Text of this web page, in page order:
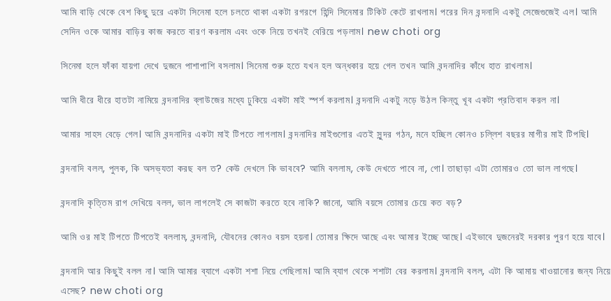
আমি বাড়ি থেকে বেশ কিছু দুরে একটা সিনেমা হলে চলতে থাকা একটা রগরগে হিন্দি সিনেমার টিকিট কেটে রাখলাম। পরের দিন বন্দনাদি একটু সেজেগুজেই এল। আমি
সেদিন ওকে আমার বাড়ির কাজ করতে বারণ করলাম এবং ওকে নিয়ে তখনই বেরিয়ে পড়লাম। new choti org
সিনেমা হলে ফাঁকা যায়গা দেখে দুজনে পাশাপাশি বসলাম। সিনেমা শুরু হতে যখন হল অন্ধকার হয়ে গেল তখন আমি বন্দনাদির কাঁধে হাত রাখলাম।
আমি ধীরে ধীরে হাতটা নামিয়ে বন্দনাদির ব্লাউজের মধ্যে ঢুকিয়ে একটা মাই স্পর্শ করলাম। বন্দনাদি একটু নড়ে উঠল কিন্তু খূব একটা প্রতিবাদ করল না।
আমার সাহস বেড়ে গেল। আমি বন্দনাদির একটা মাই টিপতে লাগলাম। বন্দনাদির মাইগুলোর এতই সুন্দর গঠন, মনে হচ্ছিল কোনও চল্লিশ বছরর মাগীর মাই টিপছি।
বন্দনাদি বলল, পুলক, কি অসভ্যতা করছ বল ত? কেউ দেখলে কি ভাববে? আমি বললাম, কেউ দেখতে পাবে না, গো। তাছাড়া এটা তোমারও তো ভাল লাগছে।
বন্দনাদি কৃত্তিম রাগ দেখিয়ে বলল, ভাল লাগলেই সে কাজটা করতে হবে নাকি? জানো, আমি বয়সে তোমার চেয়ে কত বড়?
আমি ওর মাই টিপতে টিপতেই বললাম, বন্দনাদি, যৌবনের কোনও বয়স হয়না। তোমার ক্ষিদে আছে এবং আমার ইচ্ছে আছে। এইভাবে দুজনেরই দরকার পুরণ হয়ে যাবে।
বন্দনাদি আর কিছুই বলল না। আমি আমার ব্যাগে একটা শশা নিয়ে গেছিলাম। আমি ব্যাগ থেকে শশাটা বের করলাম। বন্দনাদি বলল, এটা কি আমায় খাওয়ানোর জন্য নিয়ে
এসেছ? new choti org